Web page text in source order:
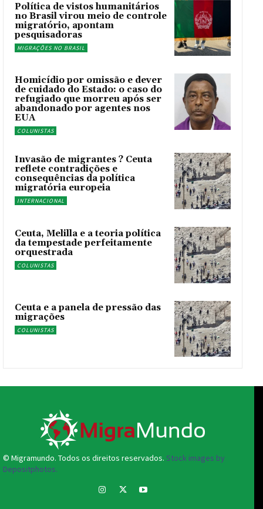
Política de vistos humanitários
no Brasil virou meio de controle
migratório, apontam
pesquisadoras
MIGRAÇÕES NO BRASIL
Homicídio por omissão e dever
de cuidado do Estado: o caso do
refugiado que morreu após ser
abandonado por agentes nos
EUA
COLUNISTAS
Invasão de migrantes ? Ceuta
reflete contradições e
consequências da política
migratória europeia
INTERNACIONAL
Ceuta, Melilla e a teoria política
da tempestade perfeitamente
orquestrada
COLUNISTAS
Ceuta e a panela de pressão das
migrações
COLUNISTAS
© Migramundo. Todos os direitos reservados. Stock images by
Depositphotos.